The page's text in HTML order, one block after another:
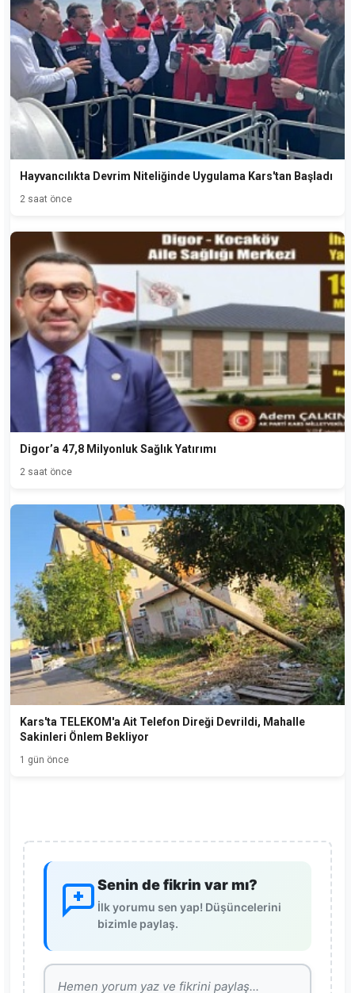
Hayvancılıkta Devrim Niteliğinde Uygulama Kars'tan Başladı
2 saat önce
Digor’a 47,8 Milyonluk Sağlık Yatırımı
2 saat önce
Kars'ta TELEKOM'a Ait Telefon Direği Devrildi, Mahalle
Sakinleri Önlem Bekliyor
1 gün önce
Senin de fikrin var mı?
İlk yorumu sen yap! Düşüncelerini
bizimle paylaş.